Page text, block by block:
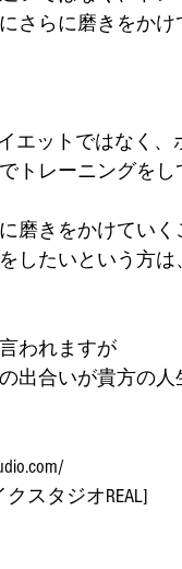
さらに磨きをか
エットではなく
トレーニングを
磨きをかけてい
したいという方
われますが
出合いが貴方の
スタジオREAL]